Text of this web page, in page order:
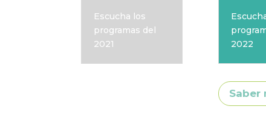
Escucha los
programas del
2021
2022
Saber